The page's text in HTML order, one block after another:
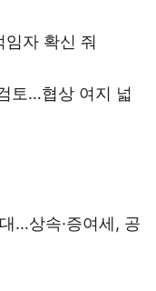
임자 확신 줘
토…협상 여지 넓
…상속·증여세, 공